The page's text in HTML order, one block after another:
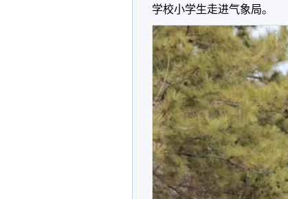
学校小学生走进气象局。